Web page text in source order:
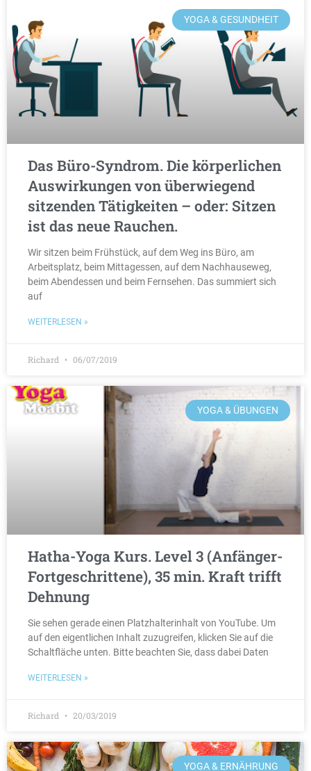
YOGA & GESUNDHEIT
Das Büro-Syndrom. Die körperlichen
Auswirkungen von überwiegend
sitzenden Tätigkeiten – oder: Sitzen
ist das neue Rauchen.
Wir sitzen beim Frühstück, auf dem Weg ins Büro, am
Arbeitsplatz, beim Mittagessen, auf dem Nachhauseweg,
beim Abendessen und beim Fernsehen. Das summiert sich
auf
WEITERLESEN »
Richard 06/07/2019
YOGA & ÜBUNGEN
Hatha-Yoga Kurs. Level 3 (Anfänger-
Fortgeschrittene), 35 min. Kraft trifft
Dehnung
Sie sehen gerade einen Platzhalterinhalt von YouTube. Um
auf den eigentlichen Inhalt zuzugreifen, klicken Sie auf die
Schaltfläche unten. Bitte beachten Sie, dass dabei Daten
WEITERLESEN »
Richard 20/03/2019
YOGA & ERNÄHRUNG